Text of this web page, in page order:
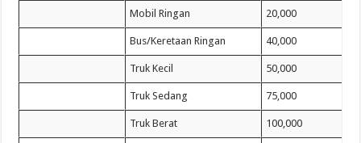
Mobil Ringan 20,000
Bus/Keretaan Ringan 40,000
Truk Kecil 50,000
Truk Sedang 75,000
Truk Berat 100,000